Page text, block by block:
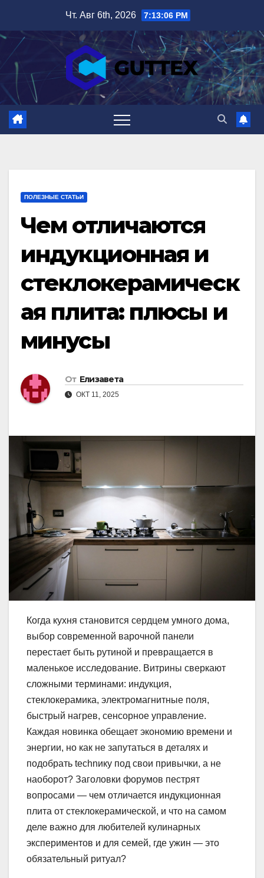
содержимому
Чт. Авг 6th, 2026 7:13:07 PM
ПОЛЕЗНЫЕ СТАТЬИ
Чем отличаются
индукционная и
стеклокерамическ
ая плита: плюсы и
минусы
От Елизавета
ОКТ 11, 2025
Когда кухня становится сердцем умного дома,
выбор современной варочной панели
перестает быть рутиной и превращается в
маленькое исследование. Витрины сверкают
сложными терминами: индукция,
стеклокерамика, электромагнитные поля,
быстрый нагрев, сенсорное управление.
Каждая новинка обещает экономию времени и
энергии, но как не запутаться в деталях и
подобрать technику под свои привычки, а не
наоборот? Заголовки форумов пестрят
вопросами — чем отличается индукционная
плита от стеклокерамической, и что на самом
деле важно для любителей кулинарных
экспериментов и для семей, где ужин — это
обязательный ритуал?